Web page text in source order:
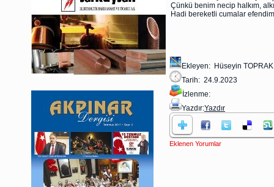
Çünkü benim necip halkım,
Hadi bereketli cumalar
Ekleyen: Hüseyin TOPRAK
Tarih: 24.9.2023
İzlenme:
Yazdır:Yazdır
Eklenen Yorumlar